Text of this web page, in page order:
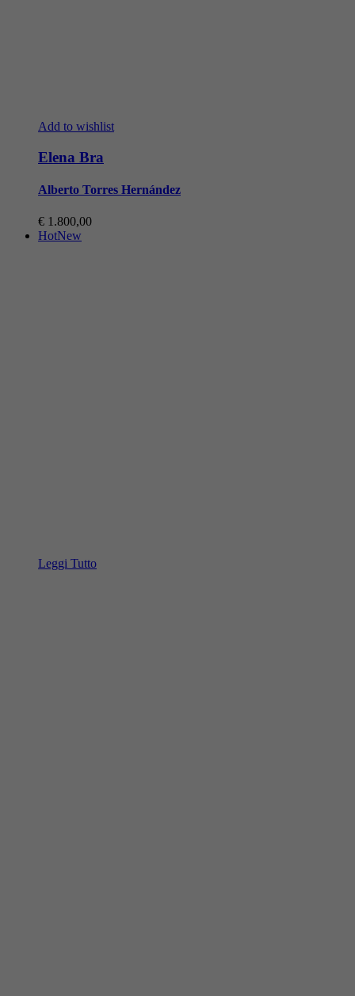
Add to wishlist
Elena Bra
Alberto Torres Hernández
€ 1.800,00
HotNew
Leggi Tutto